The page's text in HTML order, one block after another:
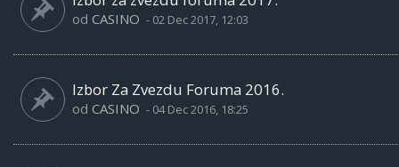
od CASINO - 02 Dec 2017, 12:03
Izbor Za Zvezdu Foruma 2016.
od CASINO - 04 Dec 2016, 18:25